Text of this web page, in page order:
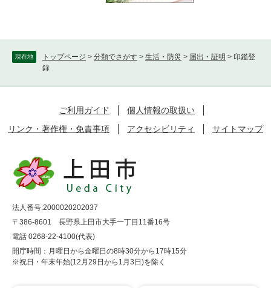
現在地 トップページ > 分類でさがす > 生活・防災 > 届出・証明 > 印鑑登
録
ご利用ガイド
個人情報の取扱い
リンク・著作権・免責事項
アクセシビリティ サイトマップ
法人番号:2000020202037
〒386-8601 長野県上田市大手一丁目11番16号
電話 0268-22-4100(代表)
開庁時間：月曜日から金曜日の8時30分から17時15分
※祝日・年末年始(12月29日から1月3日)を除く